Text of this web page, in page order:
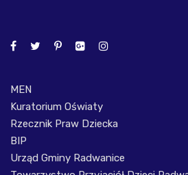
MEN
Kuratorium Oświaty
Rzecznik Praw Dziecka
BIP
Urząd Gminy Radwanice